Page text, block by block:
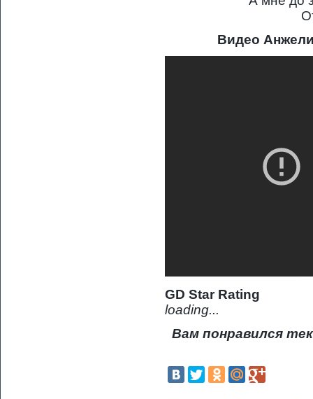
Видео
GD Star Rating
loading...
Вам понравился